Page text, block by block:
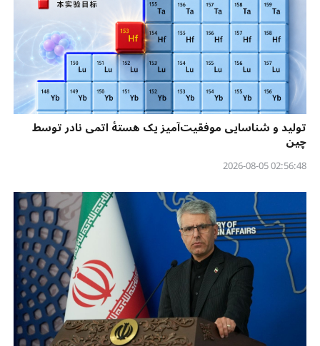
تولید و شناسایی موفقیت‌آمیز یک هستهٔ اتمی نادر توسط
چین
02:56:48 2026-08-05